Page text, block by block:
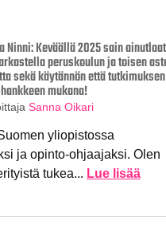
Keväällä 2025 sain
peruskoulun ja toisen
sekä käytännön että
mukana!
Sanna Oikari
yliopistossa
ja opinto-ohjaajaksi. Olen
tukea... Lue lisää